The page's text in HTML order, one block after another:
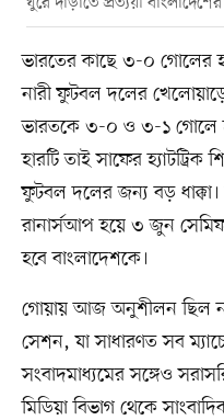
ভারতের কাছে ৩-০ গোলের
নারী ফুটবল দলের
ভারতকে ৩-০ ও ৩-১ গোলে
হারটি তাই সাফের হ্যাটট্রিক
ফুটবল দলের জন্য বড় ধাক্কা।
রানার্সআপ হয়ে ৩ জুন
হবে বাংলাদেশকে।
গোয়ায় আজ অনুশীলন ছিল
সেশন, যা সাধারণত সব
সংবাদমাধ্যমের সঙ্গেও
মিডিয়া বিভাগ থেকে